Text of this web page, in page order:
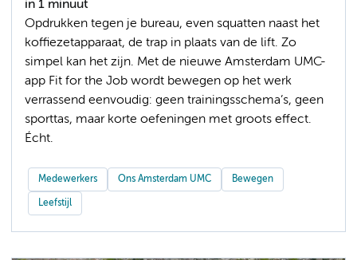
in 1 minuut
Opdrukken tegen je bureau, even squatten naast het
koffiezetapparaat, de trap in plaats van de lift. Zo
simpel kan het zijn. Met de nieuwe Amsterdam UMC-
app Fit for the Job wordt bewegen op het werk
verrassend eenvoudig: geen trainingsschema’s, geen
sporttas, maar korte oefeningen met groots effect.
Écht.
Medewerkers Ons Amsterdam UMC Bewegen
Leefstijl